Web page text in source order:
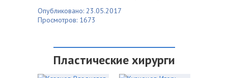
Опубликовано: 23.05.2017
Просмотров: 1673
Пластические хирурги